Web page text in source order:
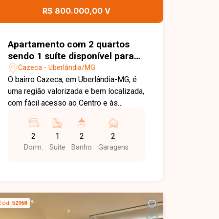
sua visita. Nossa equipe está pronta
deste imóvel e ajudar você a encontrar
o imóvel ideal para morar com conforto
e praticidade.
R$ 800.000,00 V
Apartamento com 2 quartos
sendo 1 suíte disponível para
venda no bairro Cazeca em
Uberlândia-MG
Cazeca - Uberlândia/MG
O bairro Cazeca, em Uberlândia-MG, é
uma região valorizada e bem localizada,
com fácil acesso ao Centro e às
com ampla infraestrutura de comércios,
supermercados, escolas, farmácias e
diversos serviços, oferecendo
distribuído. O imóvel dispõe de sala de
visitas integrada à sala de jantar,
2
Dorm.
1
Suite
2
Banho
2
Garagens
52968